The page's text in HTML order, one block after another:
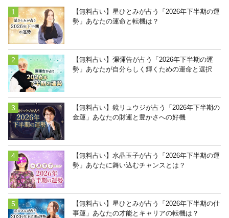
【無料占い】星ひとみが占う「2026年下半期の運
勢」あなたの運命と転機は？
【無料占い】彌彌告が占う「2026年下半期の運
勢」あなたが自分らしく輝くための運命と選択
【無料占い】鏡リュウジが占う「2026年下半期の
金運」あなたの財運と豊かさへの好機
【無料占い】水晶玉子が占う「2026年下半期の運
勢」あなたに舞い込むチャンスとは？
【無料占い】星ひとみが占う「2026年下半期の仕
事運」あなたの才能とキャリアの転機は？